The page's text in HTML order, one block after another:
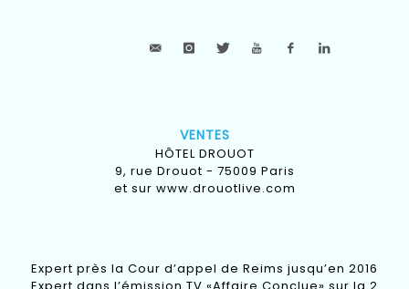
VENTES
HÔTEL DROUOT
9, rue Drouot - 75009 Paris
et sur www.drouotlive.com
Expert près la Cour d’appel de Reims jusqu’en 2016